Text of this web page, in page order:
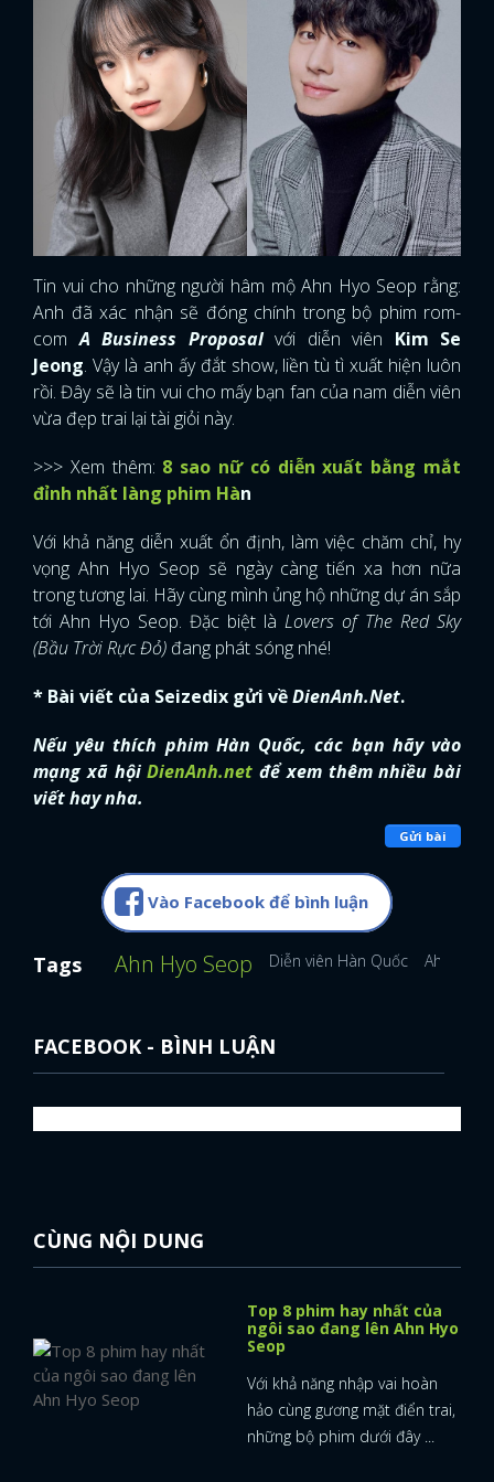
Tin vui cho những người hâm mộ Ahn Hyo Seop rằng:
Anh đã xác nhận sẽ đóng chính trong bộ phim rom-
comA Business Proposalvới diễn viên Kim Se
Jeong. Vậy là anh ấy đắt show, liền tù tì xuất hiện luôn
rồi. Đây sẽ là tin vui cho mấy bạn fan của nam diễn viên
vừa đẹp trai lại tài giỏi này.
>>> Xem thêm: 8 sao nữ có diễn xuất bằng mắt
đỉnh nhất làng phim Hàn
Với khả năng diễn xuất ổn định, làm việc chăm chỉ, hy
vọng Ahn Hyo Seop sẽ ngày càng tiến xa hơn nữa
trong tương lai. Hãy cùng mình ủng hộ những dự án sắp
tới Ahn Hyo Seop. Đặc biệt là Lovers of The Red Sky
(Bầu Trời Rực Đỏ) đang phát sóng nhé!
* Bài viết của Seizedix gửi vềDienAnh.Net.
Nếu yêu thích phim Hàn Quốc, các bạn hãy vào
mạng xã hộiDienAnh.net để xem thêm nhiều bài
viết hay nha.
Gửi bài
Vào Facebook để bình luận
Tags Ahn Hyo Seop Diễn viên Hàn Quốc Ahn Hyo
FACEBOOK - BÌNH LUẬN
CÙNG NỘI DUNG
Top 8 phim hay nhất của
ngôi sao đang lên Ahn Hyo
Seop
Với khả năng nhập vai hoàn
hảo cùng gương mặt điển trai,
những bộ phim dưới đây ...